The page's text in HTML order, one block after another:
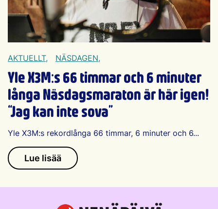
AKTUELLT, NÄSDAGEN,
Yle X3M:s 66 timmar och 6 minuter
långa Näsdagsmaraton är här igen!
“Jag kan inte sova”
Yle X3M:s rekordlånga 66 timmar, 6 minuter och 6...
Lue lisää